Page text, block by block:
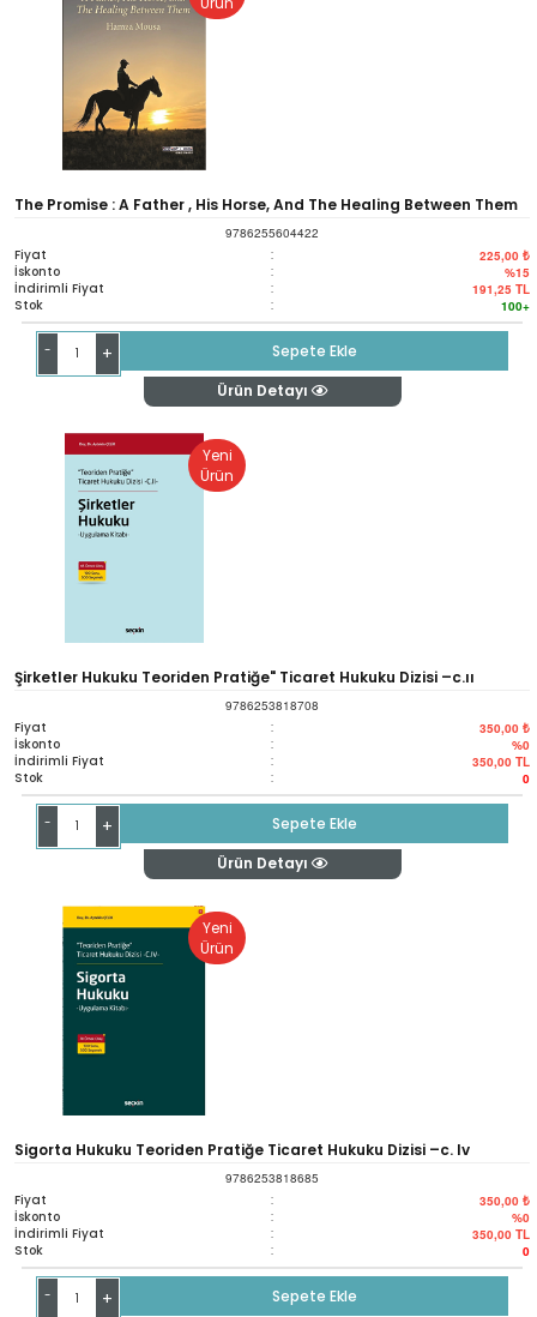
The Promise : A Father , His Horse, And The Healing Between Them
9786255604422
Fiyat : 225,00 ₺
İskonto : %15
İndirimli Fiyat : 191,25 TL
Stok : 100+
- +
Sepete Ekle
Ürün Detayı
Yeni
Ürün
Şirketler Hukuku Teoriden Pratiğe" Ticaret Hukuku Dizisi –c.ıı
9786253818708
Fiyat : 350,00 ₺
İskonto : %0
İndirimli Fiyat : 350,00 TL
Stok : 0
- +
Sepete Ekle
Ürün Detayı
Yeni
Ürün
Sigorta Hukuku Teoriden Pratiğe Ticaret Hukuku Dizisi –c. Iv
9786253818685
Fiyat : 350,00 ₺
İskonto : %0
İndirimli Fiyat : 350,00 TL
Stok : 0
- + Sepete Ekle